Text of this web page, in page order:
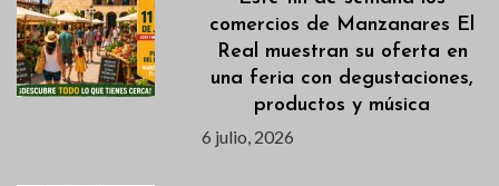
comercios de Manzanares El
Real muestran su oferta en
una feria con degustaciones,
productos y música
6 julio, 2026